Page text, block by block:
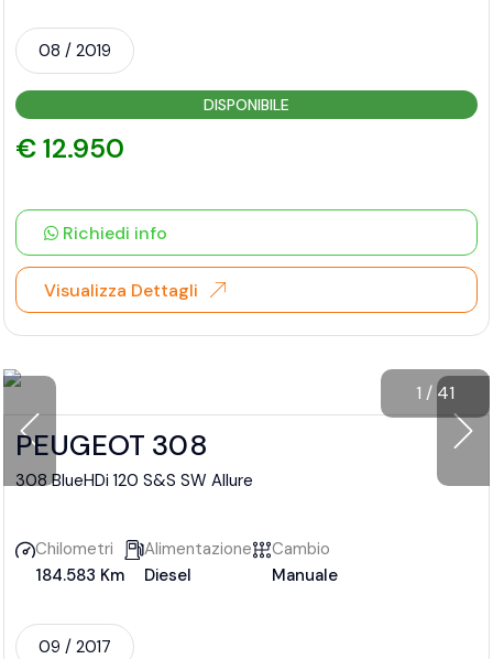
08 / 2019
DISPONIBILE
€ 12.950
Richiedi info
Visualizza Dettagli
1 / 41
PEUGEOT 308
308 BlueHDi 120 S&S SW Allure
Chilometri
184.583 Km
Alimentazione
Diesel
Cambio
Manuale
09 / 2017